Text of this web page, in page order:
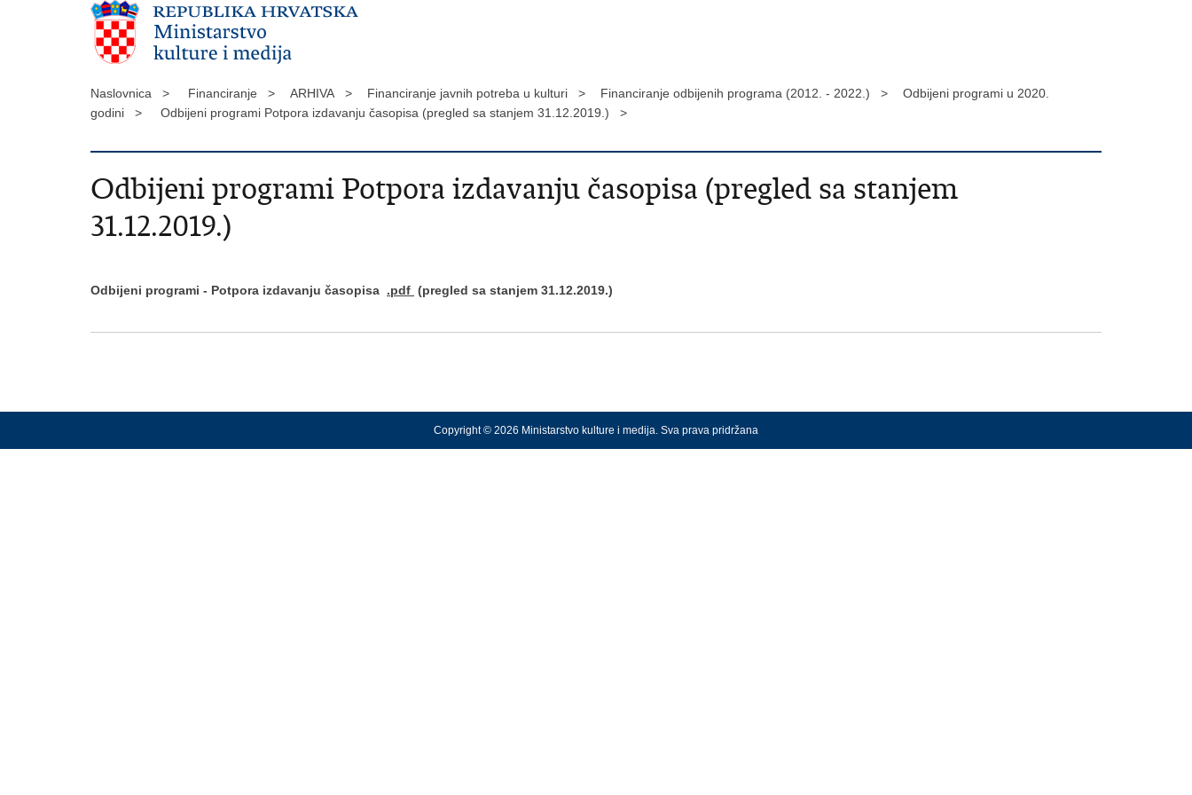
Naslovnica > Financiranje > ARHIVA > Financiranje javnih potreba u kulturi > Financiranje odbijenih programa (2012. - 2022.) >
Odbijeni programi u 2020.
godini >
Odbijeni programi Potpora izdavanju časopisa (pregled sa stanjem 31.12.2019.) >
Odbijeni programi Potpora izdavanju časopisa (pregled sa stanjem
31.12.2019.)
Odbijeni programi - Potpora izdavanju časopisa .pdf (pregled sa stanjem 31.12.2019.)
Copyright © 2026 Ministarstvo kulture i medija. Sva prava pridržana